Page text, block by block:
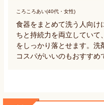
ころころあい(40代・女性)
食器をまとめて洗う人向け
ちと持続力を両立していて
をしっかり落とせます。洗
コスパがいいのもおすすめ